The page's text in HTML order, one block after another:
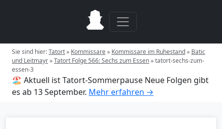
Sie sind hier:Tatort» Kommissare» Kommissare im Ruhestand» Batic
und Leitmayr»Tatort Folge 566: Sechs zum Essen»tatort-sechs-zum-
essen-3
🏖️ Aktuell ist Tatort-Sommerpause Neue Folgen gibt
es ab 13 September. Mehr erfahren →